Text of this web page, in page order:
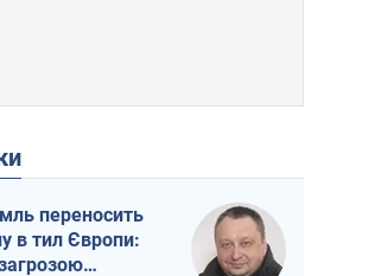
переносить
в тил Європи: